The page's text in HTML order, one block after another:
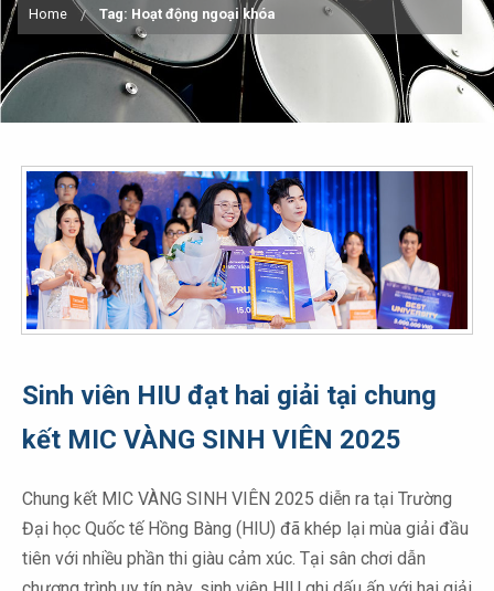
Home Tag: Hoạt động ngoại khóa
Sinh viên HIU đạt hai giải tại chung
kết MIC VÀNG SINH VIÊN 2025
Chung kết MIC VÀNG SINH VIÊN 2025 diễn ra tại Trường
Đại học Quốc tế Hồng Bàng (HIU) đã khép lại mùa giải đầu
tiên với nhiều phần thi giàu cảm xúc. Tại sân chơi dẫn